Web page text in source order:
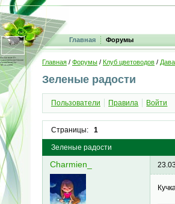
Главная Форумы
Главная / Форумы / Клуб цветоводов /
Зеленые радости
Пользователи Правила Войти
Страницы: 1
Зеленые радости
Charmien_